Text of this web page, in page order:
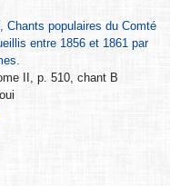
Chants populaires du Comté
entre 1856 et 1861 par
II, p. 510, chant B
oui